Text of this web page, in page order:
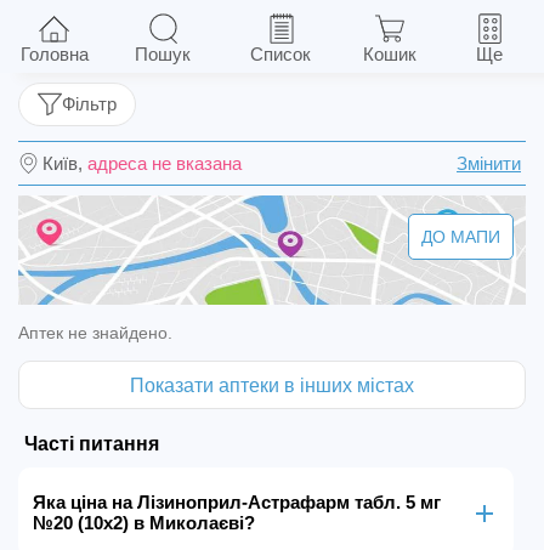
Лізиноприл-Астрафарм табл. 5 мг №20 (10х2)
Київ, адреса не вказана Змінити
Фільтр
ДО МАПИ
Аптек не знайдено.
Показати аптеки в інших містах
Часті питання
Яка ціна на Лізиноприл-Астрафарм табл. 5 мг
№20 (10х2) в Миколаєві?
Головна Пошук Список Кошик Ще